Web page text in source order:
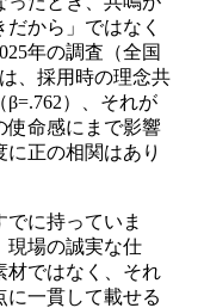
から」ではなく
年の調査（全国
、採用時の理念共
）、それが
使命感にまで影響
正の相関はあり
に持っていま
現場の誠実な仕
材ではなく、それ
に一貫して載せる